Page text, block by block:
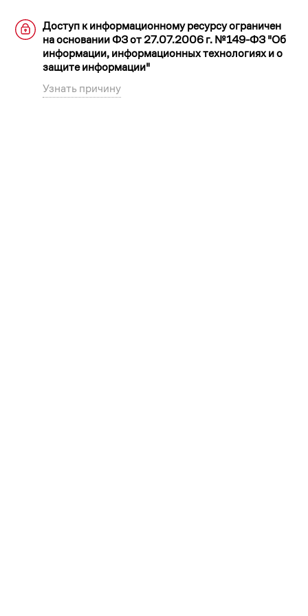
Доступ к информационному ресурсу ограничен
на основании ФЗ от 27.07.2006 г. №149-ФЗ "Об
информации, информационных технологиях и о
защите информации"
Узнать причину